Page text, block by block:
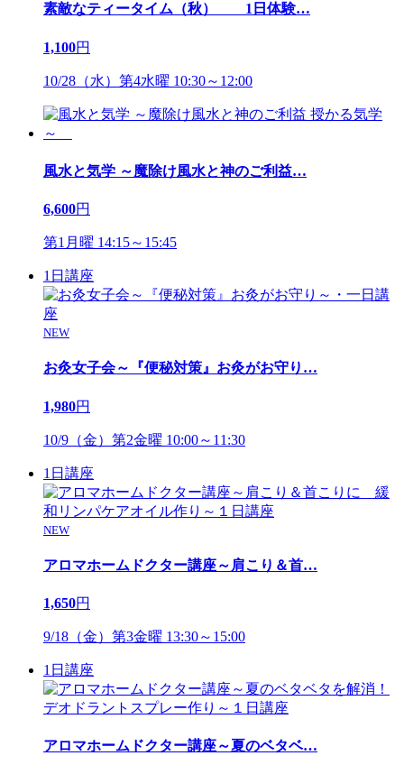
素敵なティータイム（秋） 1日体験…
1,100円
10/28（水）第4水曜 10:30～12:00
風水と気学 ～魔除け風水と神のご利益…
6,600円
第1月曜 14:15～15:45
1日講座
NEW
お灸女子会～『便秘対策』お灸がお守り …
1,980円
10/9（金）第2金曜 10:00～11:30
1日講座
NEW
アロマホームドクター講座～肩こり＆首…
1,650円
9/18（金）第3金曜 13:30～15:00
1日講座
アロマホームドクター講座～夏のベタベ…